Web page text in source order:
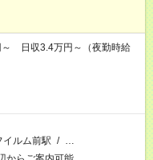
日収3.4万円～（夜勤時給
イルム前駅 / …